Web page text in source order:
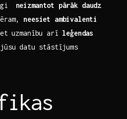
neizmantot pārāk daudz
neesiet ambivalenti
uzmanību arī leģendas
datu stāstījums